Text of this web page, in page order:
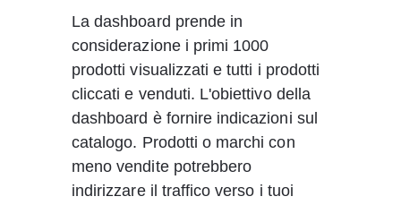
La dashboard prende in
considerazione i primi 1000
prodotti visualizzati e tutti i prodotti
cliccati e venduti. L'obiettivo della
dashboard è fornire indicazioni sul
catalogo. Prodotti o marchi con
meno vendite potrebbero
indirizzare il traffico verso i tuoi